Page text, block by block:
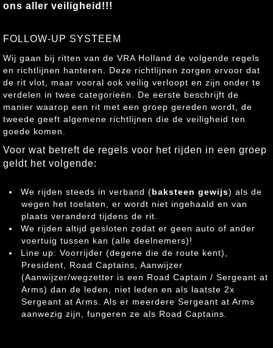
ons aller veiligheid!!!
FOLLOW-UP SYSTEEM
Wij gaan bij ritten van de VRA Holland de volgende regels
en richtlijnen hanteren. Deze richtlijnen zorgen ervoor dat
de rit vlot, maar vooral ook veilig verloopt en zijn onder te
verdelen in twee categorieën. De eerste beschrijft de
manier waarop een rit met een groep gereden wordt, de
tweede geeft algemene richtlijnen die de veiligheid ten
goede komen.
Voor wat betreft de regels voor het rijden in een groep
geldt het volgende:
We rijden steeds in verband (baksteen gewijs) als de
wegen het toelaten, er wordt niet ingehaald en van
plaats veranderd tijdens de rit.
We rijden altijd gesloten zodat er geen auto of ander
voertuig tussen kan (alle deelnemers)!
Line up: Voorrijder (degene die de route kent),
President, Road Captains, Aanwijzer
(Aanwijzer/wegzetter is een Road Captain / Sergeant at
Arms) dan de leden, niet leden en als laatste 2x
Sergeant at Arms. Als er meerdere Sergeant at Arms
aanwezig zijn, fungeren ze als Road Captains.